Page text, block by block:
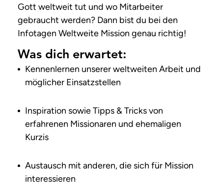
Gott weltweit tut und wo Mitarbeiter
gebraucht werden? Dann bist du bei den
Infotagen Weltweite Mission genau richtig!
Was dich erwartet:
Kennenlernen unserer weltweiten Arbeit und
möglicher Einsatzstellen
Inspiration sowie Tipps & Tricks von
erfahrenen Missionaren und ehemaligen
Kurzis
Austausch mit anderen, die sich für Mission
interessieren